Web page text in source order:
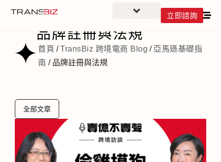
立即諮詢
品牌註冊與法規
首頁 /TransBiz 跨境電商 Blog / 亞馬遜基礎指
南 / 品牌註冊與法規
全部文章